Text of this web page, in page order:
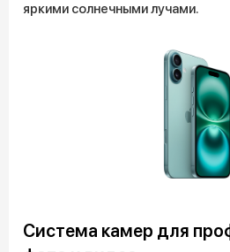
яркими солнечными лучами.
Система камер для